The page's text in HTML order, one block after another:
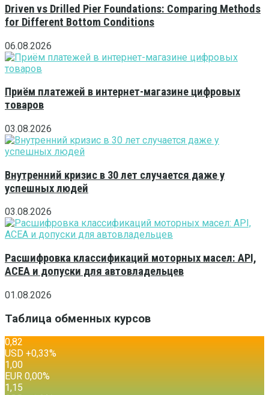
Driven vs Drilled Pier Foundations: Comparing Methods
for Different Bottom Conditions
06.08.2026
Приём платежей в интернет-магазине цифровых
товаров
03.08.2026
Внутренний кризис в 30 лет случается даже у
успешных людей
03.08.2026
Расшифровка классификаций моторных масел: API,
ACEA и допуски для автовладельцев
01.08.2026
Таблица обменных курсов
0,82
USD +0,33%
1,00
EUR 0,00%
1,15